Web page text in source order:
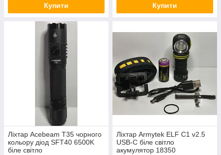
Купити Купити
Ліхтар Acebeam T35 чорного
кольору діод SFT40 6500K
біле світло
Ліхтар Armytek ELF C1 v2.5
USB-C біле світло
акумулятор 18350